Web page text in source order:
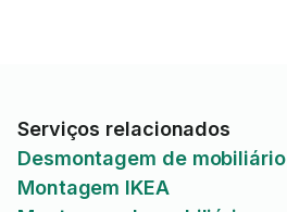
Serviços relacionados
Desmontagem de mobiliário
Montagem IKEA